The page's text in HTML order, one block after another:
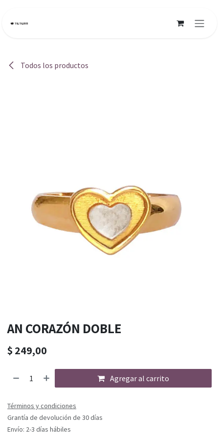
Todos los productos
AN CORAZÓN DOBLE
$ 249,00
Agregar al carrito
Términos y condiciones
Grantía de devolución de 30 días
Envío: 2-3 días hábiles